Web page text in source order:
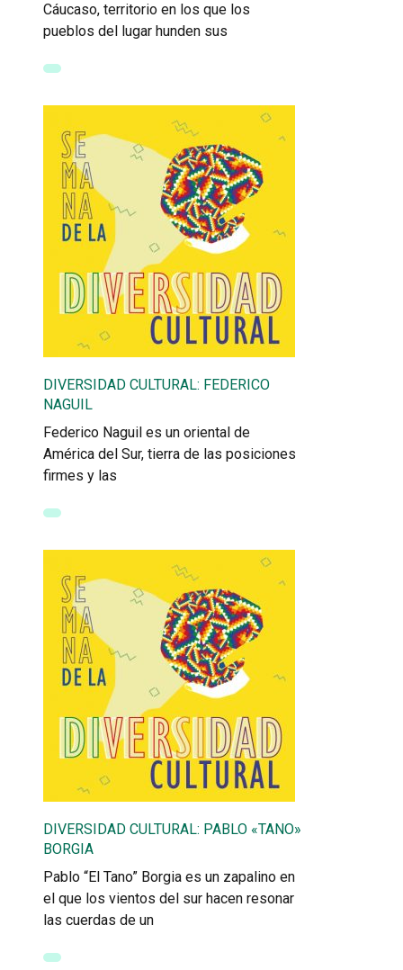
Cáucaso, territorio en los que los
pueblos del lugar hunden sus
DIVERSIDAD CULTURAL: FEDERICO
NAGUIL
Federico Naguil es un oriental de
América del Sur, tierra de las posiciones
firmes y las
DIVERSIDAD CULTURAL: PABLO «TANO»
BORGIA
Pablo “El Tano” Borgia es un zapalino en
el que los vientos del sur hacen resonar
las cuerdas de un